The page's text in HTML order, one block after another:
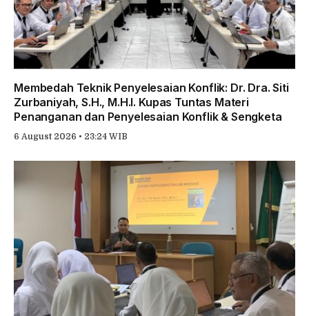
Membedah Teknik Penyelesaian Konflik: Dr. Dra. Siti
Zurbaniyah, S.H., M.H.I. Kupas Tuntas Materi
Penanganan dan Penyelesaian Konflik & Sengketa
6 August 2026 • 23:24 WIB